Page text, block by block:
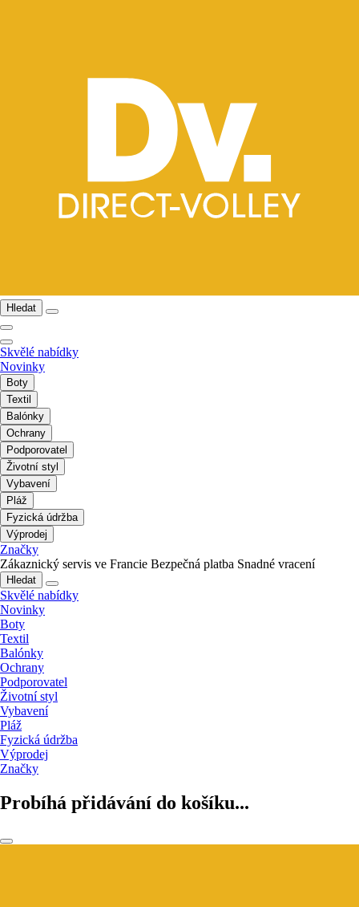
Hledat
Skvělé nabídky
Novinky
Boty
Textil
Balónky
Ochrany
Podporovatel
Životní styl
Vybavení
Pláž
Fyzická údržba
Výprodej
Značky
Zákaznický servis ve Francie Bezpečná platba Snadné vracení
Hledat
Skvělé nabídky
Novinky
Boty
Textil
Balónky
Ochrany
Podporovatel
Životní styl
Vybavení
Pláž
Fyzická údržba
Výprodej
Značky
Probíhá přidávání do košíku...